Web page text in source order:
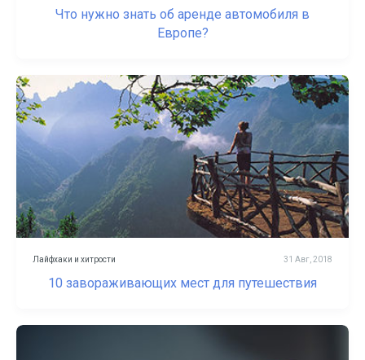
Что нужно знать об аренде автомобиля в
Европе?
Лайфхаки и хитрости 31 Авг, 2018
10 завораживающих мест для путешествия